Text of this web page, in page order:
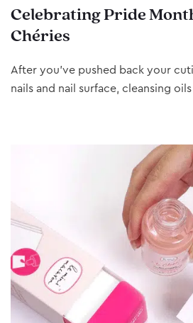
Celebrating Pride
Chéries
After you’ve pushed back your
nails and nail surface, cleansing